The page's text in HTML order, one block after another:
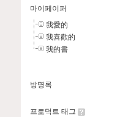
마이페이퍼
我愛的
我喜歡的
我的書
방명록
프로덕트 태그